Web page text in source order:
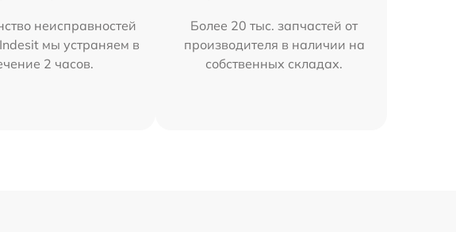
неисправностей
мы устраняем в
2 часов.
Более 20 тыс. запчастей от
производителя в наличии на
собственных складах.